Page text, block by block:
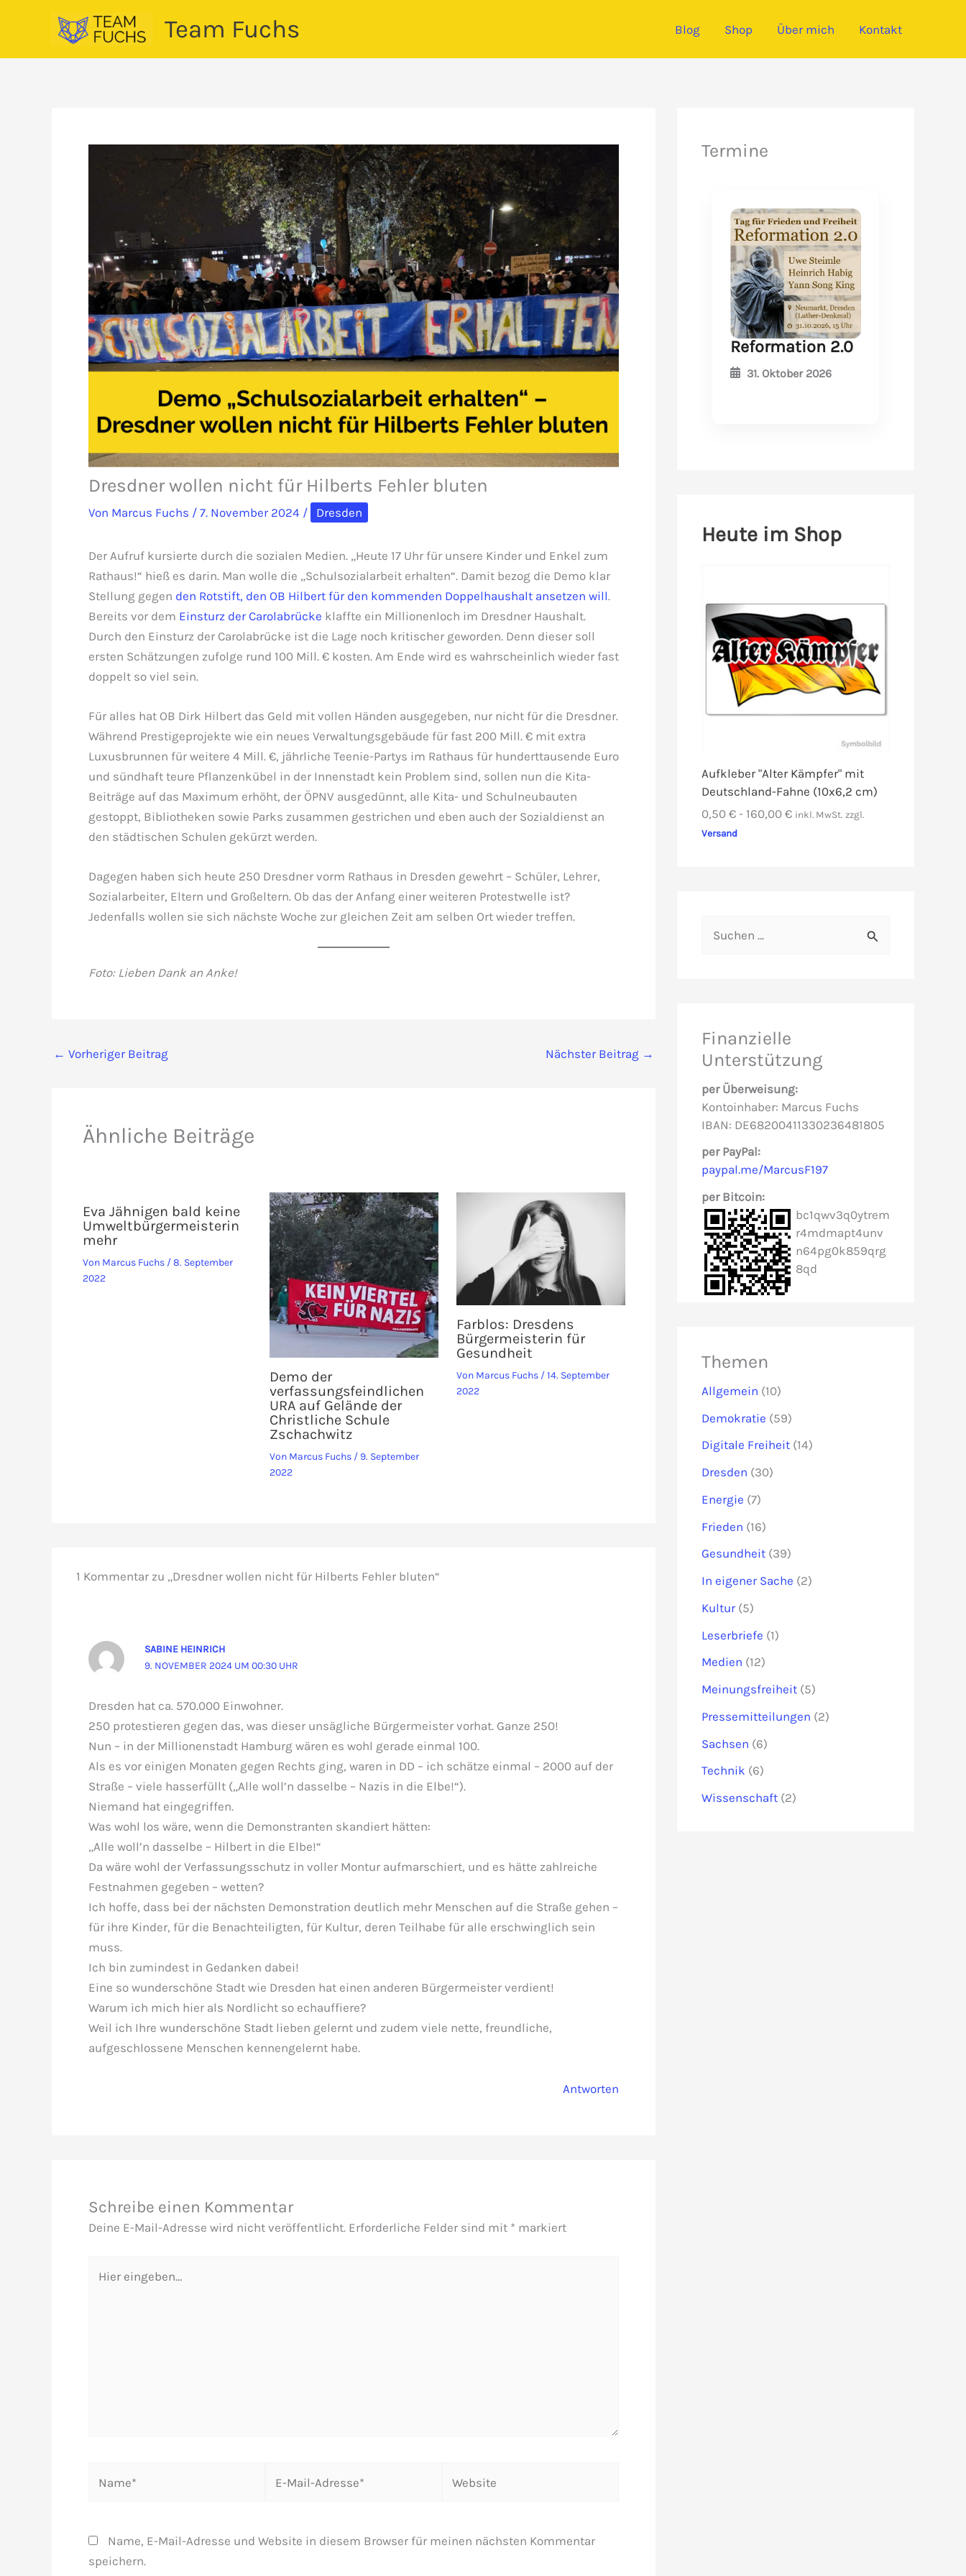
Team Fuchs Blog Shop Über mich Kontakt
Dresdner wollen nicht für Hilberts Fehler bluten
Von Marcus Fuchs / 7. November 2024 / Dresden
Der Aufruf kursierte durch die sozialen Medien. „Heute 17 Uhr für unsere Kinder und Enkel zum
Rathaus!“ hieß es darin. Man wolle die „Schulsozialarbeit erhalten“. Damit bezog die Demo klar
Stellung gegen den Rotstift, den OB Hilbert für den kommenden Doppelhaushalt ansetzen will.
Bereits vor dem Einsturz der Carolabrücke klaffte ein Millionenloch im Dresdner Haushalt.
Durch den Einsturz der Carolabrücke ist die Lage noch kritischer geworden. Denn dieser soll
ersten Schätzungen zufolge rund 100 Mill. € kosten. Am Ende wird es wahrscheinlich wieder fast
doppelt so viel sein.
Für alles hat OB Dirk Hilbert das Geld mit vollen Händen ausgegeben, nur nicht für die Dresdner.
Während Prestigeprojekte wie ein neues Verwaltungsgebäude für fast 200 Mill. € mit extra
Luxusbrunnen für weitere 4 Mill. €, jährliche Teenie-Partys im Rathaus für hunderttausende Euro
und sündhaft teure Pflanzenkübel in der Innenstadt kein Problem sind, sollen nun die Kita-
Beiträge auf das Maximum erhöht, der ÖPNV ausgedünnt, alle Kita- und Schulneubauten
gestoppt, Bibliotheken sowie Parks zusammen gestrichen und eben auch der Sozialdienst an
den städtischen Schulen gekürzt werden.
Dagegen haben sich heute 250 Dresdner vorm Rathaus in Dresden gewehrt – Schüler, Lehrer,
Sozialarbeiter, Eltern und Großeltern. Ob das der Anfang einer weiteren Protestwelle ist?
Jedenfalls wollen sie sich nächste Woche zur gleichen Zeit am selben Ort wieder treffen.
Foto: Lieben Dank an Anke!
← Vorheriger Beitrag Nächster Beitrag →
Ähnliche Beiträge
Eva Jähnigen bald keine
Umweltbürgermeisterin
mehr
Von Marcus Fuchs /8. September
2022
Demo der
verfassungsfeindlichen
URA auf Gelände der
Christliche Schule
Zschachwitz
Von Marcus Fuchs / 9. September
2022
Farblos: Dresdens
Bürgermeisterin für
Gesundheit
Von Marcus Fuchs /14. September
2022
1 Kommentar zu „Dresdner wollen nicht für Hilberts Fehler bluten“
SABINE HEINRICH
9. NOVEMBER 2024 UM 00:30 UHR
Dresden hat ca. 570.000 Einwohner.
250 protestieren gegen das, was dieser unsägliche Bürgermeister vorhat. Ganze 250!
Nun – in der Millionenstadt Hamburg wären es wohl gerade einmal 100.
Als es vor einigen Monaten gegen Rechts ging, waren in DD – ich schätze einmal – 2000 auf der
Straße – viele hasserfüllt („Alle woll’n dasselbe – Nazis in die Elbe!“).
Niemand hat eingegriffen.
Was wohl los wäre, wenn die Demonstranten skandiert hätten:
„Alle woll’n dasselbe – Hilbert in die Elbe!“
Da wäre wohl der Verfassungsschutz in voller Montur aufmarschiert, und es hätte zahlreiche
Festnahmen gegeben – wetten?
Ich hoffe, dass bei der nächsten Demonstration deutlich mehr Menschen auf die Straße gehen –
für ihre Kinder, für die Benachteiligten, für Kultur, deren Teilhabe für alle erschwinglich sein
muss.
Ich bin zumindest in Gedanken dabei!
Eine so wunderschöne Stadt wie Dresden hat einen anderen Bürgermeister verdient!
Warum ich mich hier als Nordlicht so echauffiere?
Weil ich Ihre wunderschöne Stadt lieben gelernt und zudem viele nette, freundliche,
aufgeschlossene Menschen kennengelernt habe.
Antworten
Schreibe einen Kommentar
Deine E-Mail-Adresse wird nicht veröffentlicht. Erforderliche Felder sind mit * markiert
eingeben…
Mail-
Name, E-Mail-Adresse und Website in diesem Browser für meinen nächsten Kommentar
speichern.
Termine
Reformation 2.0
31. Oktober 2026
Heute im Shop
Aufkleber "Alter Kämpfer" mit
Deutschland-Fahne (10x6,2 cm)
0,50 € - 160,00 € inkl. MwSt. zzgl.
Versand
n
a
c
h
:
Finanzielle
Unterstützung
per Überweisung:
Kontoinhaber: Marcus Fuchs
IBAN: DE68200411330236481805
per PayPal:
paypal.me/MarcusF197
per Bitcoin:
bc1qwv3q0ytrem
r4mdmapt4unv
n64pg0k859qrg
8qd
Themen
Allgemein (10)
Demokratie (59)
Digitale Freiheit (14)
Dresden (30)
Energie (7)
Frieden (16)
Gesundheit (39)
In eigener Sache (2)
Kultur (5)
Leserbriefe (1)
Medien (12)
Meinungsfreiheit (5)
Pressemitteilungen (2)
Sachsen (6)
Technik (6)
Wissenschaft (2)